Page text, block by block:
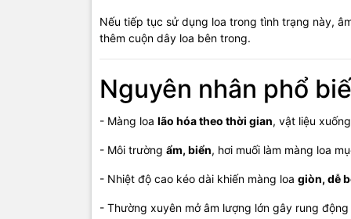
Nếu tiếp tục sử dụng loa trong tình trạng này,
thêm cuộn dây loa bên trong.
Nguyên nhân phổ
- Màng loa lão hóa theo thời gian, vật liệu
- Môi trường ẩm, biển, hơi muối làm màng loa
- Nhiệt độ cao kéo dài khiến màng loa giòn, dễ
- Thường xuyên mở âm lượng lớn gây rung động
- Test
quả và
Dịch